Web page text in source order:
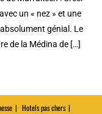
un « nez » et une
génial. Le
de la Médina de […]
Hotels pas chers